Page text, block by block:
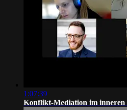
1:07:39
Konflikt-Mediation im inneren